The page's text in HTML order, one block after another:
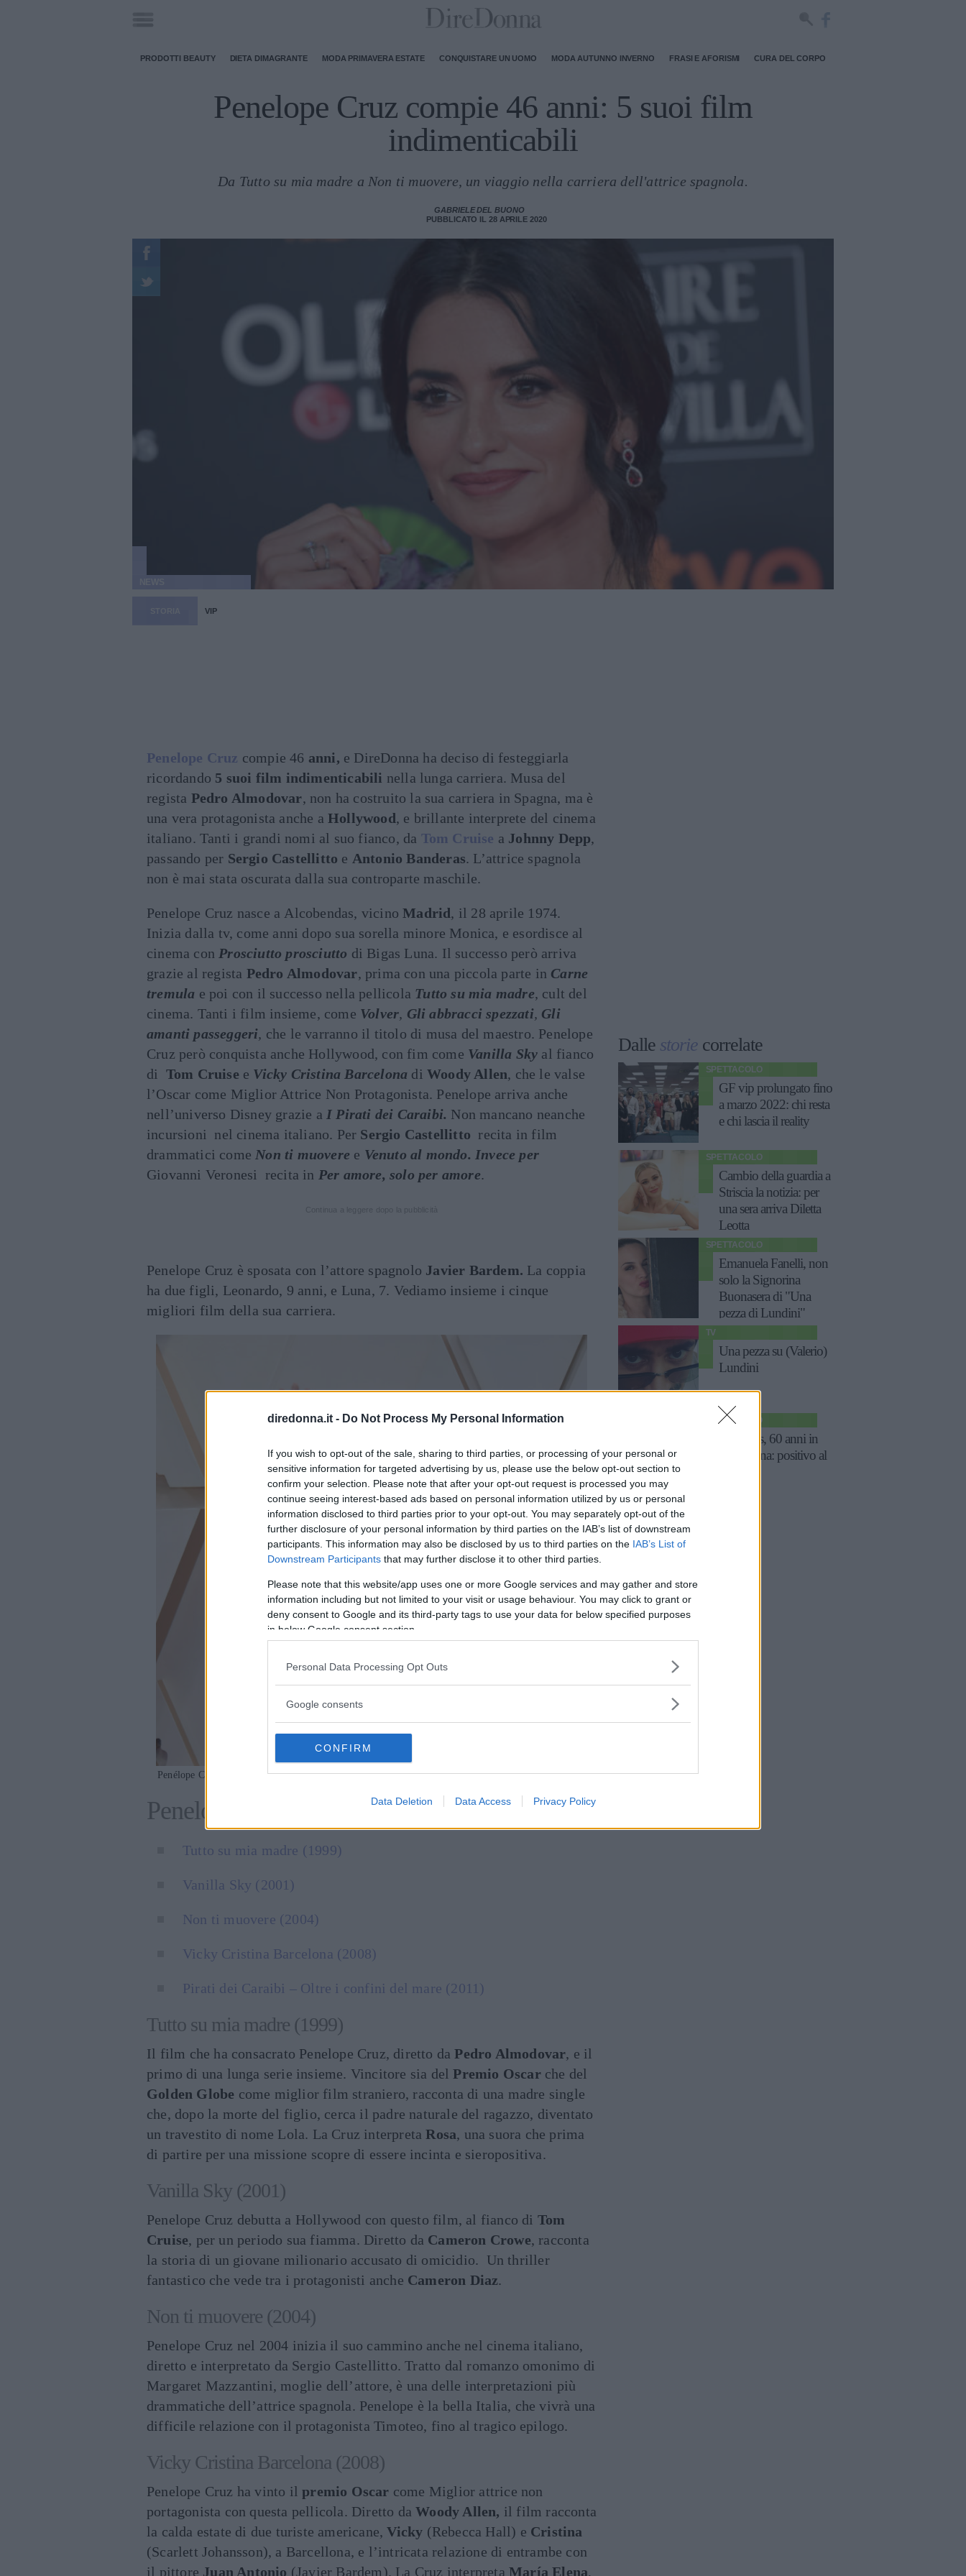
diredonna.it - Do Not Process My Personal Information
If you wish to opt-out of the sale, sharing to third parties, or processing of your personal or
sensitive information for targeted advertising by us, please use the below opt-out section to
confirm your selection. Please note that after your opt-out request is processed you may
continue seeing interest-based ads based on personal information utilized by us or personal
information disclosed to third parties prior to your opt-out. You may separately opt-out of the
further disclosure of your personal information by third parties on the IAB’s list of downstream
participants. This information may also be disclosed by us to third parties on the IAB’s List of
Downstream Participants that may further disclose it to other third parties.
Please note that this website/app uses one or more Google services and may gather and store
information including but not limited to your visit or usage behaviour. You may click to grant or
deny consent to Google and its third-party tags to use your data for below specified purposes
in below Google consent section.
Personal Data Processing Opt Outs
Google consents
CONFIRM
Data Deletion Data Access Privacy Policy
PRODOTTI BEAUTY DIETA DIMAGRANTE MODA PRIMAVERA ESTATE CONQUISTARE UN UOMO MODA AUTUNNO INVERNO FRASI E AFORISMI CURA DEL CORPO
Penelope Cruz compie 46 anni: 5 suoi film
indimenticabili
Da Tutto su mia madre a Non ti muovere, un viaggio nella carriera dell'attrice spagnola.
GABRIELE DEL BUONO
PUBBLICATO IL 28 APRILE 2020
VIP
Penelope Cruz compie 46 anni, e DireDonna ha deciso di festeggiarla
ricordando 5 suoi film indimenticabili nella lunga carriera. Musa del
regista Pedro Almodovar, non ha costruito la sua carriera in Spagna, ma è
una vera protagonista anche a Hollywood, e brillante interprete del cinema
italiano. Tanti i grandi nomi al suo fianco, da Tom Cruise a Johnny Depp,
passando per Sergio Castellitto e Antonio Banderas. L’attrice spagnola
non è mai stata oscurata dalla sua controparte maschile.
Penelope Cruz nasce a Alcobendas, vicinoMadrid, il 28 aprile 1974.
Inizia dalla tv, come anni dopo sua sorella minore Monica, e esordisce al
cinema con Prosciutto prosciutto di Bigas Luna. Il successo però arriva
grazie al regista Pedro Almodovar, prima con una piccola parte in Carne
tremula e poi con il successo nella pellicola Tutto su mia madre, cult del
cinema. Tanti i film insieme, come Volver, Gli abbracci spezzati, Gli
amanti passeggeri, che le varranno il titolo di musa del maestro. Penelope
Cruz però conquista anche Hollywood, con fim come Vanilla Sky al fianco
di Tom Cruise e Vicky Cristina Barcelona diWoody Allen, che le valse
l’Oscar come Miglior Attrice Non Protagonista. Penelope arriva anche
nell’universo Disney grazie a I Pirati dei Caraibi. Non mancano neanche
incursioni nel cinema italiano. Per Sergio Castellitto recita in film
drammatici come Non ti muovere e Venuto al mondo. Invece per
Giovanni Veronesi recita in Per amore, solo per amore.
Penelope Cruz è sposata con l’attore spagnolo Javier Bardem. La coppia
ha due figli, Leonardo, 9 anni, e Luna, 7. Vediamo insieme i cinque
migliori film della sua carriera.
Penélope Cruz agli Oscar 2020 (foto Getty Images)
Penelope Cruz: i suoi 5 migliori film
Tutto su mia madre (1999)
Vanilla Sky (2001)
Non ti muovere (2004)
Vicky Cristina Barcelona (2008)
Pirati dei Caraibi – Oltre i confini del mare (2011)
Tutto su mia madre (1999)
Il film che ha consacrato Penelope Cruz, diretto daPedro Almodovar, e il
primo di una lunga serie insieme. Vincitore sia delPremio Oscarche del
Golden Globe come miglior film straniero, racconta di una madre single
che, dopo la morte del figlio, cerca il padre naturale del ragazzo, diventato
un travestito di nome Lola. La Cruz interpretaRosa, una suora che prima
di partire per una missione scopre di essere incinta e sieropositiva.
Vanilla Sky (2001)
Penelope Cruz debutta a Hollywood con questo film, al fianco di Tom
Cruise, per un periodo sua fiamma. Diretto da Cameron Crowe, racconta
la storia di un giovane milionario accusato di omicidio. Un thriller
fantastico che vede tra i protagonisti anche Cameron Diaz.
Non ti muovere (2004)
Penelope Cruz nel 2004 inizia il suo cammino anche nel cinema italiano,
diretto e interpretato da Sergio Castellitto. Tratto dal romanzo omonimo di
Margaret Mazzantini, moglie dell’attore, è una delle interpretazioni più
drammatiche dell’attrice spagnola. Penelope è la bella Italia, che vivrà una
difficile relazione con il protagonista Timoteo, fino al tragico epilogo.
Vicky Cristina Barcelona (2008)
Penelope Cruz ha vinto ilpremio Oscar come Miglior attrice non
portagonista con questa pellicola. Diretto daWoody Allen, il film racconta
la calda estate di due turiste americane,Vicky (Rebecca Hall) e Cristina
(Scarlett Johansson), a Barcellona, e l’intricata relazione di entrambe con
il pittore Juan Antonio (Javier Bardem). La Cruz interpretaMaría Elena,
Dalle storie correlate
SPETTACOLO
GF vip prolungato fino
a marzo 2022: chi resta
e chi lascia il reality
SPETTACOLO
Cambio della guardia a
Striscia la notizia: per
una sera arriva Diletta
Leotta
SPETTACOLO
Emanuela Fanelli, non
solo la Signorina
Buonasera di "Una
pezza di Lundini"
TV
Una pezza su (Valerio)
Lundini
SPETTACOLO
Banderas, 60 anni in
quarantena: positivo al